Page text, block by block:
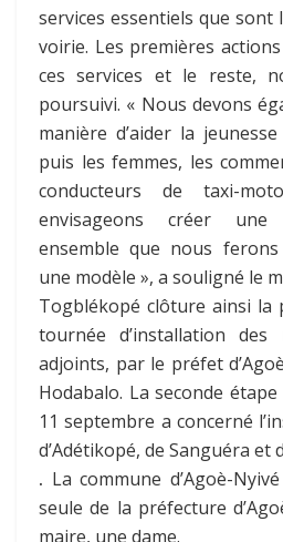
services essentiels que sont
voirie. Les premières
ces services et le reste,
poursuivi. « Nous devons
manière d’aider la
puis les femmes, les
conducteurs de taxi-
envisageons créer une
ensemble que nous
une modèle », a souligné le
Togblékopé clôture ainsi la
tournée d’installation
adjoints, par le préfet
Hodabalo. La seconde
11 septembre a concerné
d’Adétikopé, de Sanguéra et
. La commune d’Agoè-
seule de la préfecture
maire, une dame.